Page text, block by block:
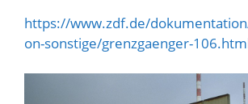
https://www.zdf.de/
on-sonstige/grenzgaenger-